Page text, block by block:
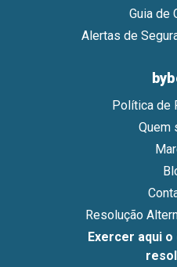
Guia de
Alertas de
Política de
Quem
Resolução
Exercer aqui